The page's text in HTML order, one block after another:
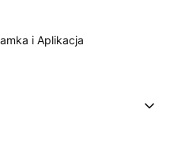
i Aplikacja